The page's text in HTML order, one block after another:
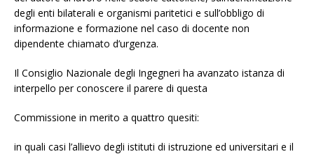
degli enti bilaterali e organismi paritetici e sull’obbligo di
informazione e formazione nel caso di docente non
dipendente chiamato d’urgenza.
Il Consiglio Nazionale degli Ingegneri ha avanzato istanza di
interpello per conoscere il parere di questa
Commissione in merito a quattro quesiti:
in quali casi l’allievo degli istituti di istruzione ed universitari e il